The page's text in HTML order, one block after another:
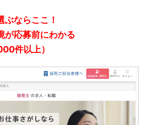
ぶならここ！
が応募前にわかる
件以上）